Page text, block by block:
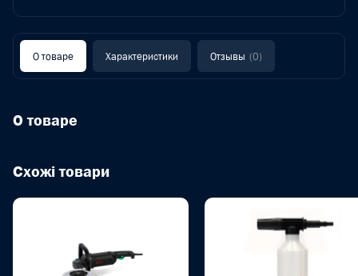
О товаре Характеристики Отзывы (0)
О товаре
Схожі товари